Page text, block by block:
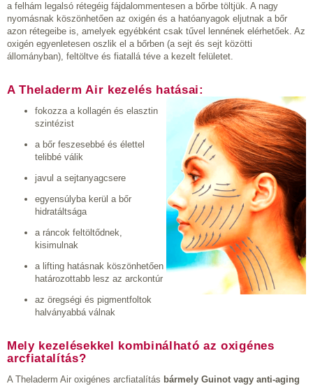
a felhám legalsó rétegéig fájdalommentesen a bőrbe töltjük. A nagy
nyomásnak köszönhetően az oxigén és a hatóanyagok eljutnak a bőr
azon rétegeibe is, amelyek egyébként csak tűvel lennének elérhetőek. Az
oxigén egyenletesen oszlik el a bőrben (a sejt és sejt közötti
állományban), feltöltve és fiatallá téve a kezelt felületet.
A Theladerm Air kezelés hatásai:
fokozza a kollagén és elasztin
szintézist
a bőr feszesebbé és élettel
telibbé válik
javul a sejtanyagcsere
egyensúlyba kerül a bőr
hidratáltsága
a ráncok feltöltődnek,
kisimulnak
a lifting hatásnak köszönhetően
határozottabb lesz az arckontúr
az öregségi és pigmentfoltok
halványabbá válnak
Mely kezelésekkel kombinálható az oxigénes
arcfiatalítás?
A Theladerm Air oxigénes arcfiatalítás bármely Guinot vagy anti-aging